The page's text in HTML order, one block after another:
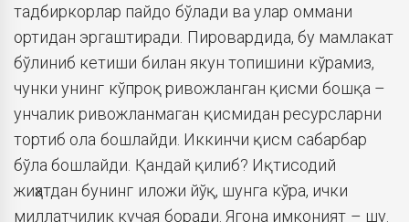
тадбиркорлар пайдо бўлади ва улар оммани
ортидан эргаштиради. Пировардида, бу мамлакат
бўлиниб кетиши билан якун топишини кўрамиз,
чунки унинг кўпроқ ривожланган қисми бошқа –
унчалик ривожланмаган қисмидан ресурсларни
тортиб ола бошлайди. Иккинчи қисм сабарбар
бўла бошлайди. Қандай қилиб? Иқтисодий
жиҳатдан бунинг иложи йўқ, шунга кўра, ички
миллатчилик кучая боради. Ягона имконият – шу.